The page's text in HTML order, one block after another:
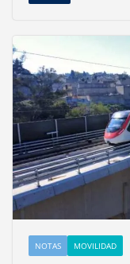
NOTAS MOVILIDAD